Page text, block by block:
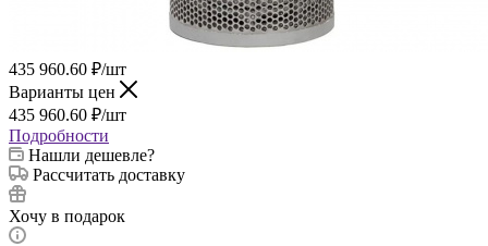
435 960.60 ₽/шт
Варианты цен
435 960.60 ₽/шт
Подробности
Нашли дешевле?
Рассчитать доставку
Хочу в подарок